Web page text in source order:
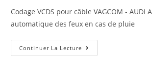
Codage VCDS pour câble VAGCOM - AUDI
automatique des feux en cas de pluie
Continuer La Lecture Codage
VAGCOM